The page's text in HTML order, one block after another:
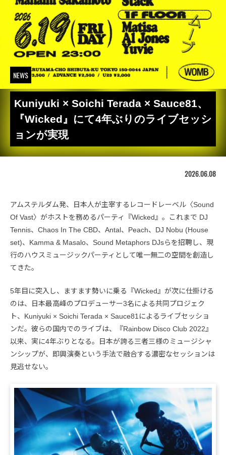
NEWS
Kuniyuki × Soichi Terada × Sauce81、
『Wicked』にて4年ぶりのライブセッシ
ョンが実現
2026.06.08
アムステルダム発、日本人が主宰するレコードレーベル〈Sound
Of Vast〉がホストを務めるパーティ『Wicked』。これまで DJ
Tennis、Chaos In The CBD、Antal、Peach、DJ Nobu (House
set)、Kamma & Masalo、Sound Metaphors DJsらを招聘し、現
行のハウスミュージックパーティとして唯一無二の空間を創造し
てきた。
5年目に突入し、ますます勢いに乗る『Wicked』が次に仕掛ける
のは、日本最高峰のプロデューサー3名による共同プロジェク
ト、Kuniyuki × Soichi Terada × Sauce81によるライブセッショ
ンだ。彼らの国内でのライブは、『Rainbow Disco Club 2022』
以来、実に4年ぶりとなる。日本が誇る三者三様のミュージシャ
ンシップが、即興演奏という手法で融合する濃密なセッションは
見逃せない。